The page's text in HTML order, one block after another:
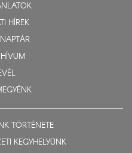
HÍREK
TÖRTÉNETE
KEGYHELYÜNK